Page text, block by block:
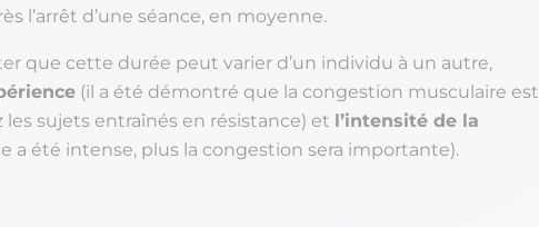
l’arrêt d’une séance, en moyenne.
que cette durée peut varier d’un individu à un autre,
(il a été démontré que la congestion musculaire est
sujets entraînés en résistance) et l’intensité de la
a été intense, plus la congestion sera importante).